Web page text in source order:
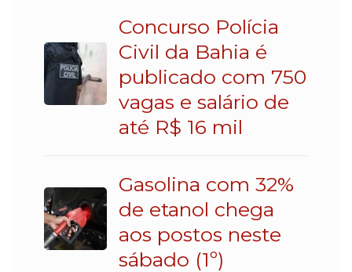
Concurso Polícia
Civil da Bahia é
publicado com 750
vagas e salário de
até R$ 16 mil
Gasolina com 32%
de etanol chega
aos postos neste
sábado (1º)